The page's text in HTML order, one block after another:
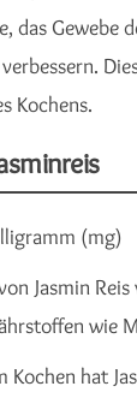
das Gewebe
Kochens.
(mg)
Jasmin
wie
Kochen hat